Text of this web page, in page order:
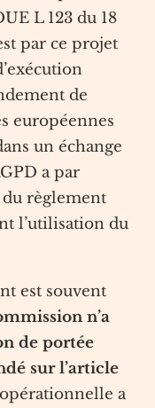
L 123 du 18
par ce projet
de
européennes
un échange
a par
du règlement
l’utilisation du
est souvent
n’a
de portée
sur l’article
a